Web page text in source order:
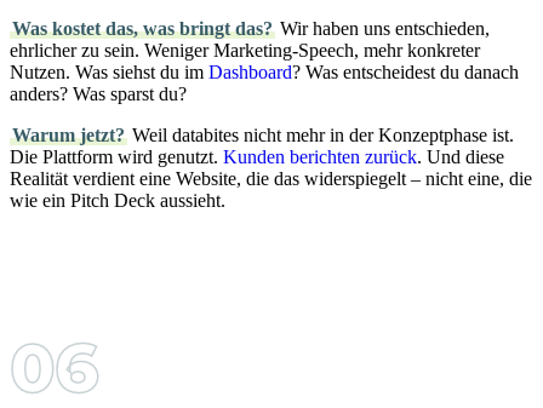
Was kostet das, was bringt das? Wir haben uns entschieden,
ehrlicher zu sein. Weniger Marketing-Speech, mehr konkreter
Nutzen. Was siehst du im Dashboard? Was entscheidest du danach
anders? Was sparst du?
Warum jetzt? Weil databites nicht mehr in der Konzeptphase ist.
Die Plattform wird genutzt. Kunden berichten zurück. Und diese
Realität verdient eine Website, die das widerspiegelt – nicht eine, die
wie ein Pitch Deck aussieht.